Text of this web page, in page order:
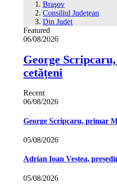
Braşov
Consiliul Judeţean
Din Judeţ
Featured
06/08/2026
George
cetățeni
Recent
06/08/2026
George Scripcaru, primar
05/08/2026
Adrian Ioan Veștea,
05/08/2026